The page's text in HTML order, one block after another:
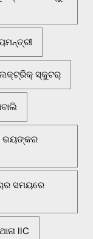
ସ୍କୁଟର୍
ଭୟଙ୍କର
ସମୟରେ
IIC